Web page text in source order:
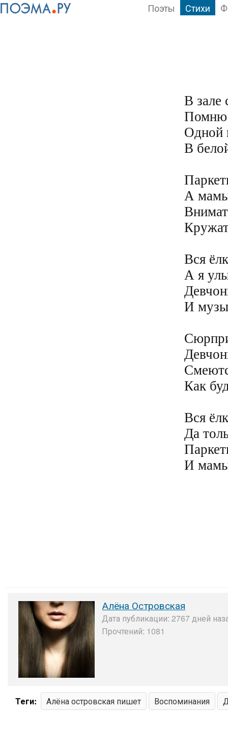
Поэты Стихи
В зале
Помню
Одной
В
А мамы
Вся
А я
И
Как
Вся
Да
И
Алёна Островская
Дата публикации: 2767 дней
Прочтений: 1081
Теги: Алёна островская пишет Воспоминания